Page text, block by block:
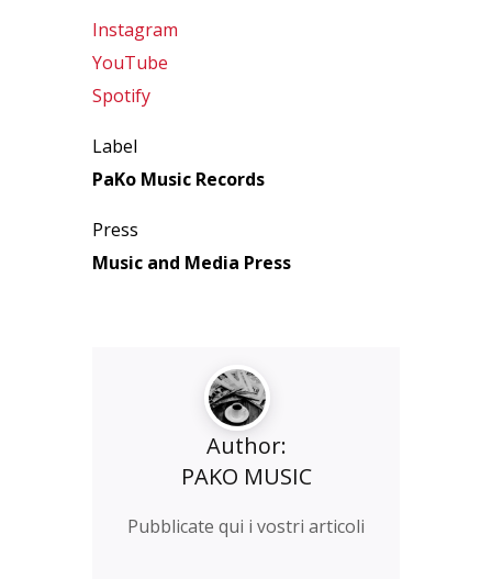
Instagram
YouTube
Spotify
Label
PaKo Music Records
Press
Music and Media Press
Author:
PAKO MUSIC
Pubblicate qui i vostri articoli